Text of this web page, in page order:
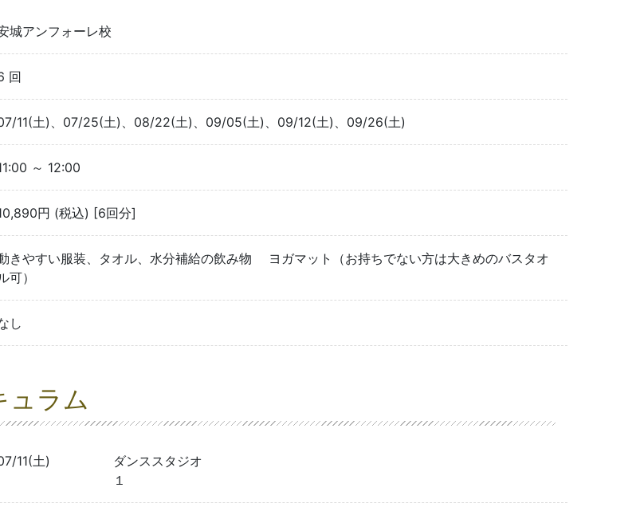
城アンフォーレ校
回
11(土)、07/25(土)、08/22(土)、09/05(土)、09/12(土)、09/26(土)
～ 12:00
円 (税込) [6回分]
きやすい服装、タオル、水分補給の飲み物 ヨガマット（お持ちでない方は大きめのバスタオ
可）
し
ュラム
11(土)
ダンススタジオ
１